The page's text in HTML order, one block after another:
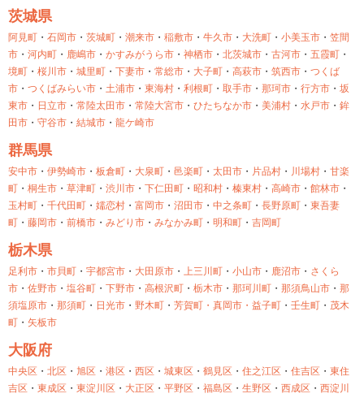
茨城県
阿見町 ・ 石岡市 ・ 茨城町 ・ 潮来市 ・ 稲敷市 ・ 牛久市 ・ 大洗町 ・ 小美玉市 ・ 笠間
市 ・ 河内町 ・ 鹿嶋市 ・ かすみがうら市 ・ 神栖市 ・ 北茨城市 ・ 古河市 ・ 五霞町 ・
境町 ・ 桜川市 ・ 城里町 ・ 下妻市 ・ 常総市 ・ 大子町 ・ 高萩市 ・ 筑西市 ・ つくば
市 ・ つくばみらい市 ・ 土浦市 ・ 東海村 ・ 利根町 ・ 取手市 ・ 那珂市 ・ 行方市 ・ 坂
東市 ・ 日立市 ・ 常陸太田市 ・ 常陸大宮市 ・ ひたちなか市 ・ 美浦村 ・ 水戸市 ・ 鉾
田市 ・ 守谷市 ・ 結城市 ・ 龍ケ崎市
群馬県
安中市 ・ 伊勢崎市 ・ 板倉町 ・ 大泉町 ・ 邑楽町 ・ 太田市 ・ 片品村 ・ 川場村 ・ 甘楽
町 ・ 桐生市 ・ 草津町 ・ 渋川市 ・ 下仁田町 ・ 昭和村 ・ 榛東村 ・ 高崎市 ・ 館林市 ・
玉村町 ・ 千代田町 ・ 嬬恋村 ・ 富岡市 ・ 沼田市 ・ 中之条町 ・ 長野原町 ・ 東吾妻
町 ・ 藤岡市 ・ 前橋市 ・ みどり市 ・ みなかみ町 ・ 明和町 ・ 吉岡町
栃木県
足利市 ・ 市貝町 ・ 宇都宮市 ・ 大田原市 ・ 上三川町 ・ 小山市 ・ 鹿沼市 ・ さくら
市 ・ 佐野市 ・ 塩谷町 ・ 下野市 ・ 高根沢町 ・ 栃木市 ・ 那珂川町 ・ 那須鳥山市 ・ 那
須塩原市 ・ 那須町 ・ 日光市 ・ 野木町 ・ 芳賀町・ 真岡市・ 益子町 ・ 壬生町 ・ 茂木
町 ・ 矢板市
大阪府
中央区 ・ 北区 ・ 旭区 ・ 港区 ・ 西区 ・ 城東区 ・ 鶴見区 ・ 住之江区 ・ 住吉区 ・ 東住
吉区 ・ 東成区 ・ 東淀川区 ・ 大正区 ・ 平野区 ・ 福島区 ・ 生野区 ・ 西成区 ・ 西淀川